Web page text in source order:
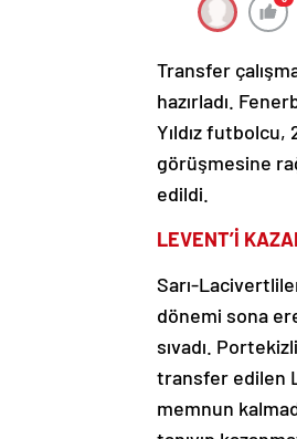
Transfer
hazırladı.
Yıldız
görüşmesine
edildi.
LEVENT’İ
Sarı-
dönemi sona
sıvadı.
transfer edilen
memnun